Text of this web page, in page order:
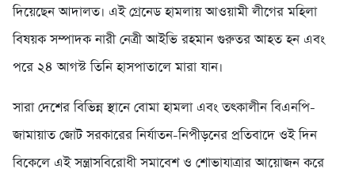
দিয়েছেন আদালত। এই গ্রেনেড হামলায় আওয়ামী লীগের মহিলা
বিষয়ক সম্পাদক নারী নেত্রী আইভি রহমান গুরুতর আহত হন এবং
পরে ২৪ আগস্ট তিনি হাসপাতালে মারা যান।
সারা দেশের বিভিন্ন স্থানে বোমা হামলা এবং তৎকালীন বিএনপি-
জামায়াত জোট সরকারের নির্যাতন-নিপীড়নের প্রতিবাদে ওই দিন
বিকেলে এই সন্ত্রাসবিরোধী সমাবেশ ও শোভাযাত্রার আয়োজন করে